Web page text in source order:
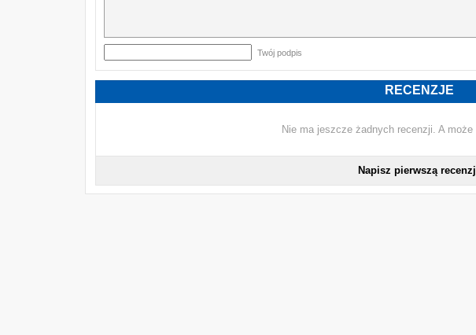
Twój podpis
RECENZJE
Nie ma jeszcze żadnych recenzji. A
Napisz pierwszą